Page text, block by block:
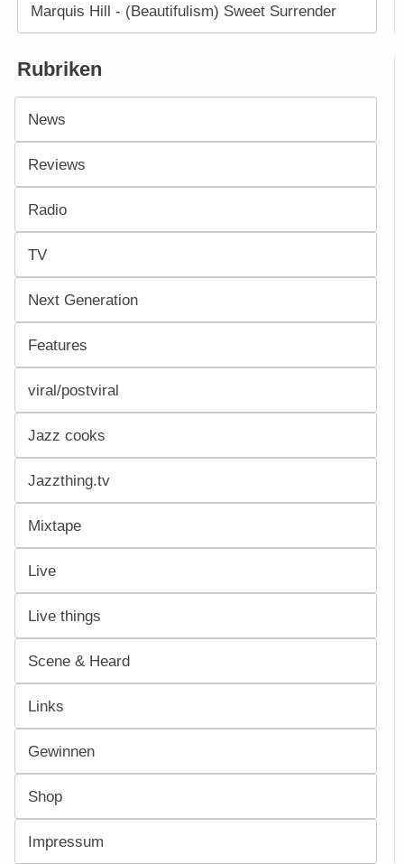
Marquis Hill - (Beautifulism) Sweet Surrender
Rubriken
News
Reviews
Radio
TV
Next Generation
Features
viral/postviral
Jazz cooks
Jazzthing.tv
Mixtape
Live
Live things
Scene & Heard
Links
Gewinnen
Shop
Impressum